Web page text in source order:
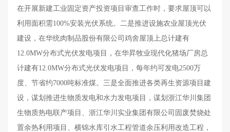
在开展新建工业固定资产投资项目审查工作时，要求屋顶可以
利用面积需100%安装光伏系统。二是推进设施农业屋顶光伏
建设，在华统肉制品股份有限公司鸡舍屋顶上总计建有
12.0MW分布式光伏发电项目，在华昇牧业现代化猪场厂房总
计建有12.0MW分布式光伏发电项目，每年约可发电2500万
度、节省约7000吨标准煤。三是全面推进各类再生资源项目建
设，谋划推进生物质发电和水力发电项目，谋划浙江华川集团
生物质热电联产项目、浙江华川实业集团有限公司固废焚烧处
置余热利用项目、横锦水库引水工程管道余压利用改造工程，